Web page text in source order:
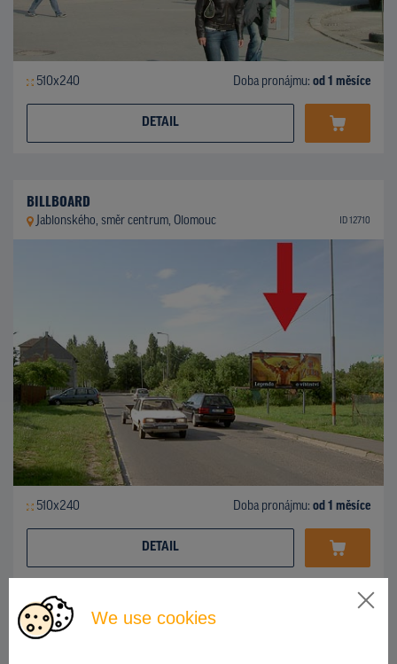
We use cookies
510x240 Doba pronájmu: od 1 měsíce
DETAIL
BILLBOARD
Jablonského, směr centrum, Olomouc ID 12710
510x240 Doba pronájmu: od 1 měsíce
DETAIL
PLACHTA